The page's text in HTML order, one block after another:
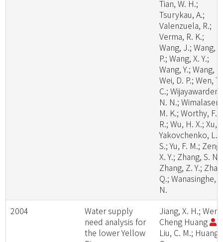
Tian, W. H.;
Tsurykau, A.;
Valenzuela, R.;
Verma, R. K.;
Wang, J.; Wang,
P.; Wang, X. Y.;
Wang, Y.; Wang,
Wei, D. P.; Wen, T.
C.;
N. N.;
M. K.; Worthy, F.
R.; Wu, H. X.; Xu,
Yakovchenko, L.
S.; Yu, F. M.; Zeng,
X. Y.; Zhang, S. N.;
Zhang, Z. Y.;
Q.; Wanasinghe,
N.
2004
Water supply
need analysis for
the lower Yellow
Jiang, X. H.; Wen-
Cheng Huang
Liu, C. M.; Huang,